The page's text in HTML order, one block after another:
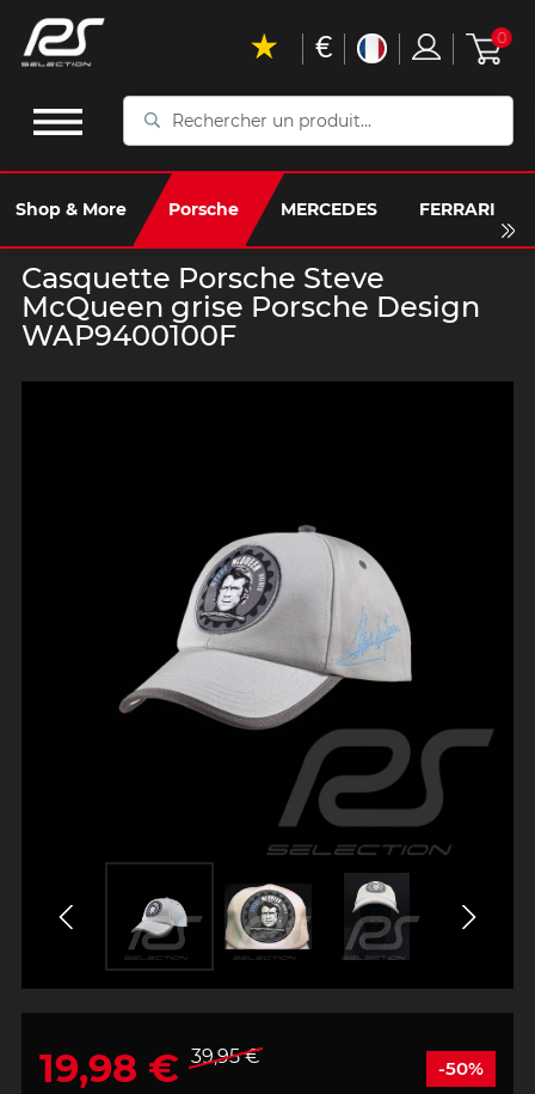
Rechercher
produit...
Shop & More Porsche MERCEDES FERRARI
€ 0
Casquette Porsche Steve
McQueen grise Porsche Design
WAP9400100F
19,98 € 39,95 € -50%